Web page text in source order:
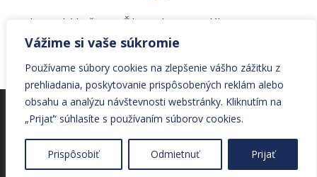
Vážime si vaše súkromie
Používame súbory cookies na zlepšenie vášho zážitku z
prehliadania, poskytovanie prispôsobených reklám alebo
obsahu a analýzu návštevnosti webstránky. Kliknutím na
„Prijať“ súhlasíte s používaním súborov cookies.
Prispôsobiť Odmietnuť Prijať
| Krajská knižnica v Žiline, Ul. A. Bernoláka 47, 011 77
Žilina |kniznica@krajskakniznicazilina.sk
© Všetky práva vyhradené Krajská knižnica v Žiline
© 2026 Krajská knižnica v Žiline• Vytvorené s
GeneratePress